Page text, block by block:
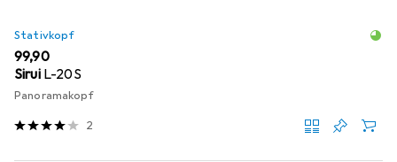
Stativkopf
EUR
99,90
Sirui L-20S
Panoramakopf
2